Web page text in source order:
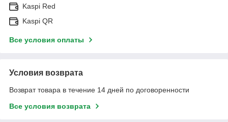
Kaspi Red
Kaspi QR
Все условия оплаты
Условия возврата
Возврат товара в течение 14 дней по договоренности
Все условия возврата